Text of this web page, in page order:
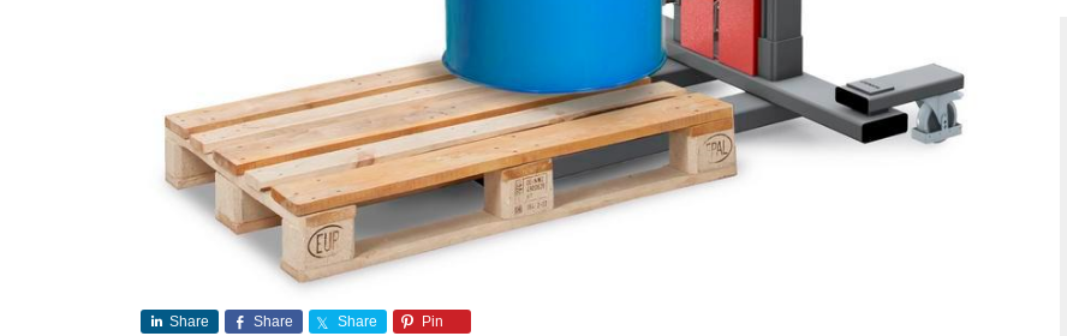
Share Share Share Pin